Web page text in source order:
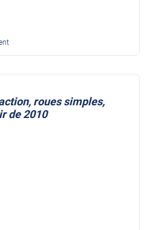
roues simples,
de 2010